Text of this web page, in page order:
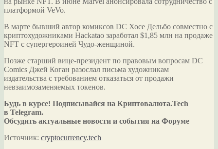
платформой VeVo.
В марте бывший автор комиксов DC Хосе Дельбо совместно с
криптохудожниками Hackatao заработал $1,85 млн на продаже
NFT с супергероиней Чудо-женщиной.
Позже старший вице-президент по правовым вопросам DC
Comics Джей Коган разослал письма художникам
издательства с требованием отказаться от продажи
невзаимозаменяемых токенов.
Будь в курсе! Подписывайся на Криптовалюта.Tech
в Telegram.
Обсудить актуальные новости и события на Форуме
Источник: cryptocurrency.tech